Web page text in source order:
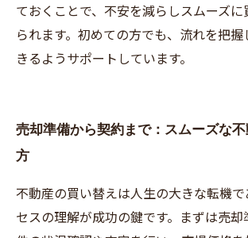
ておくことで、不安を減らしスムーズに
られます。初めての方でも、流れを把
きるようサポートしています。
売却準備から契約まで：スムーズな
方
不動産の買い替えは人生の大きな転機
セスの理解が成功の鍵です。まずは売